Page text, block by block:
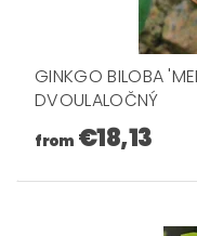
GINKGO BILOBA
DVOULALOČNÝ
from €18,13